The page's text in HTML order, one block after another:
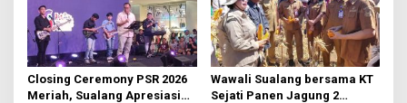
p
o
s
Closing Ceremony PSR 2026
Meriah, Sualang Apresiasi
Wawali Sualang bersama KT
Sejati Panen Jagung 2